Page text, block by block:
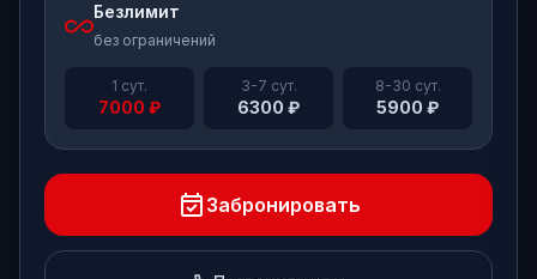
all_inclusiveБезлимит
без ограничений
1 сут.
7000 ₽
3-7 сут.
6300 ₽
8-30 сут.
5900 ₽
event_available Забронировать